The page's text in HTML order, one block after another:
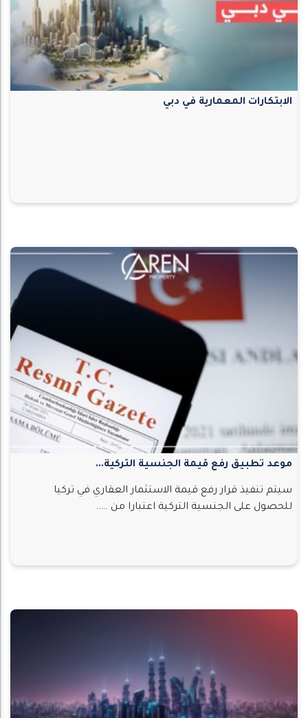
الابتكارات المعمارية في دبي
موعد تطبيق رفع قيمة الجنسية التركية...
سيتم تنفيذ قرار رفع قيمة الاستثمار العقاري في تركيا
للحصول على الجنسية التركية اعتبارا من …..